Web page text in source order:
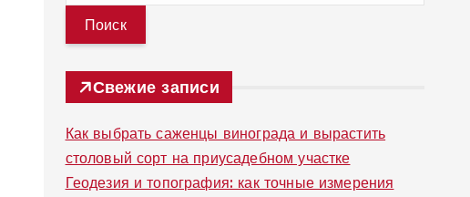
т
и
Свежие записи
Как выбрать саженцы винограда и вырастить
столовый сорт на приусадебном участке
Геодезия и топография: как точные измерения